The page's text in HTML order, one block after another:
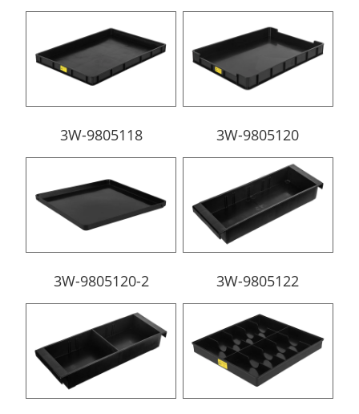
3W-9805118 3W-9805120
3W-9805120-2 3W-9805122